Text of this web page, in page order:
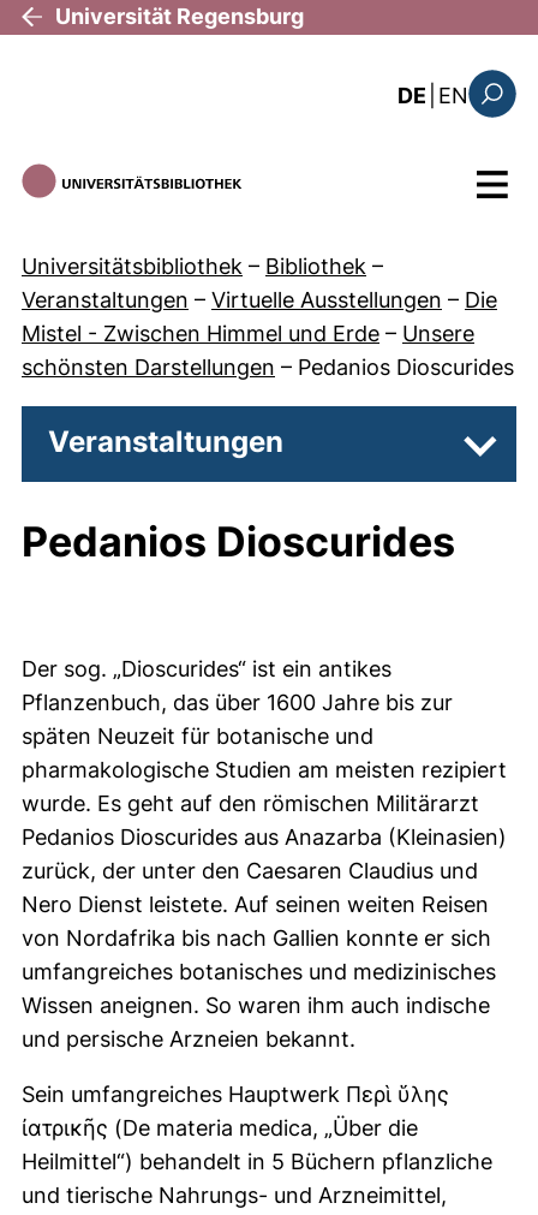
Direkt zum Inhalt
Universität Regensburg
DE EN: the
Menü
Universitätsbibliothek – Bibliothek –
Veranstaltungen – Virtuelle Ausstellungen – Die
Mistel - Zwischen Himmel und Erde – Unsere
schönsten Darstellungen – Pedanios Dioscurides
Veranstaltungen
Pedanios Dioscurides
Der sog. „Dioscurides“ ist ein antikes
Pflanzenbuch, das über 1600 Jahre bis zur
späten Neuzeit für botanische und
pharmakologische Studien am meisten rezipiert
wurde. Es geht auf den römischen Militärarzt
Pedanios Dioscurides aus Anazarba (Kleinasien)
zurück, der unter den Caesaren Claudius und
Nero Dienst leistete. Auf seinen weiten Reisen
von Nordafrika bis nach Gallien konnte er sich
umfangreiches botanisches und medizinisches
Wissen aneignen. So waren ihm auch indische
und persische Arzneien bekannt.
Sein umfangreiches Hauptwerk Περὶ ὕλης
ἰατρικῆς (De materia medica, „Über die
Heilmittel“) behandelt in 5 Büchern pflanzliche
und tierische Nahrungs- und Arzneimittel,